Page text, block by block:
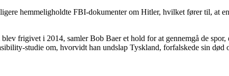
hemmeligholdte FBI-dokumenter om Hitler, hvilket fører til, at
frigivet i 2014, samler Bob Baer et hold for at gennemgå de
studie om, hvorvidt han undslap Tyskland, forfalskede sin død